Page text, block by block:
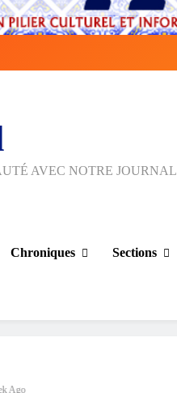
AVEC NOTRE JOURNAL
Chroniques Sections